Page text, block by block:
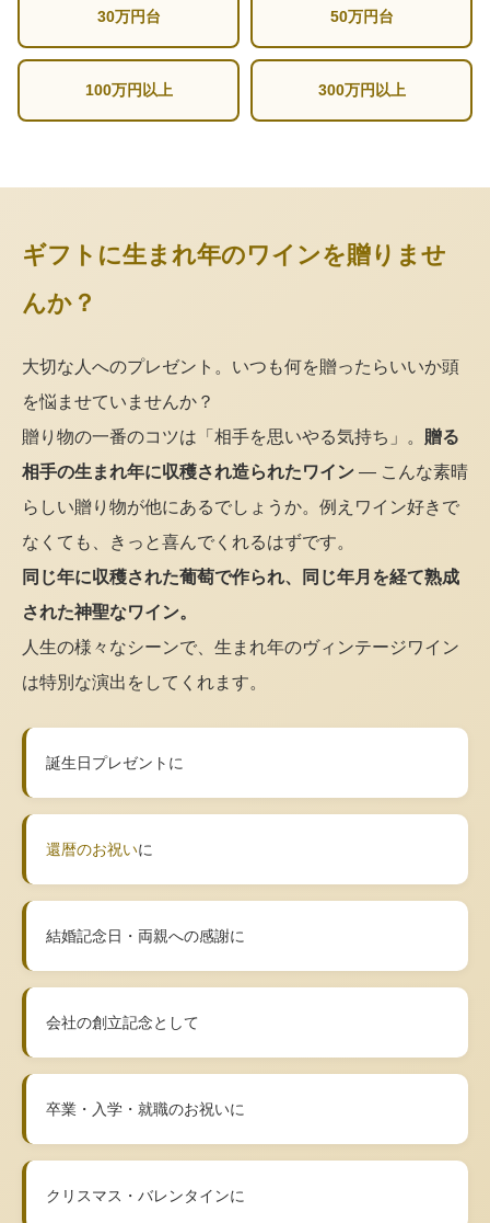
30万円台 50万円台
100万円以上 300万円以上
ギフトに生まれ年のワインを贈りませ
んか？
大切な人へのプレゼント。いつも何を贈ったらいいか頭
を悩ませていませんか？
贈り物の一番のコツは「相手を思いやる気持ち」。 贈る
相手の生まれ年に収穫され造られたワイン — こんな素晴
らしい贈り物が他にあるでしょうか。例えワイン好きで
なくても、きっと喜んでくれるはずです。
同じ年に収穫された葡萄で作られ、同じ年月を経て熟成
された神聖なワイン。
人生の様々なシーンで、生まれ年のヴィンテージワイン
は特別な演出をしてくれます。
誕生日プレゼントに
還暦のお祝いに
結婚記念日・両親への感謝に
会社の創立記念として
卒業・入学・就職のお祝いに
クリスマス・バレンタインに